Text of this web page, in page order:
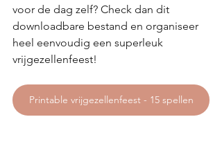
voor de dag zelf? Check dan dit
downloadbare bestand en organiseer
heel eenvoudig een superleuk
vrijgezellenfeest!
Printable vrijgezellenfeest - 15 spellen